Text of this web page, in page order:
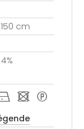
cm
- *